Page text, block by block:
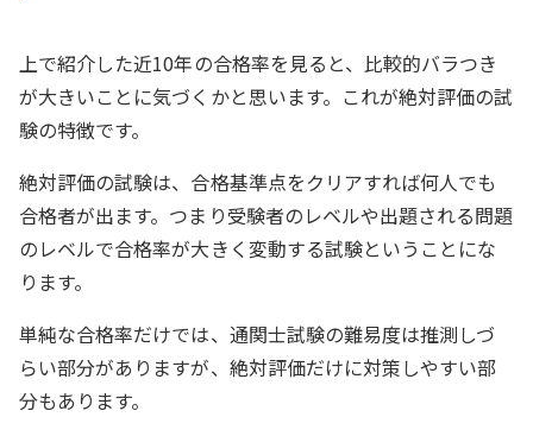
上で紹介した近10年の合格率を見ると、比較的バラつき
が大きいことに気づくかと思います。これが絶対評価の試
験の特徴です。
絶対評価の試験は、合格基準点をクリアすれば何人でも
合格者が出ます。つまり受験者のレベルや出題される問題
のレベルで合格率が大きく変動する試験ということにな
ります。
単純な合格率だけでは、通関士試験の難易度は推測しづ
らい部分がありますが、絶対評価だけに対策しやすい部
分もあります。